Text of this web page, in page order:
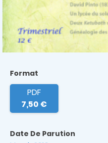
Format
PDF
7,50 €
Date De Parution